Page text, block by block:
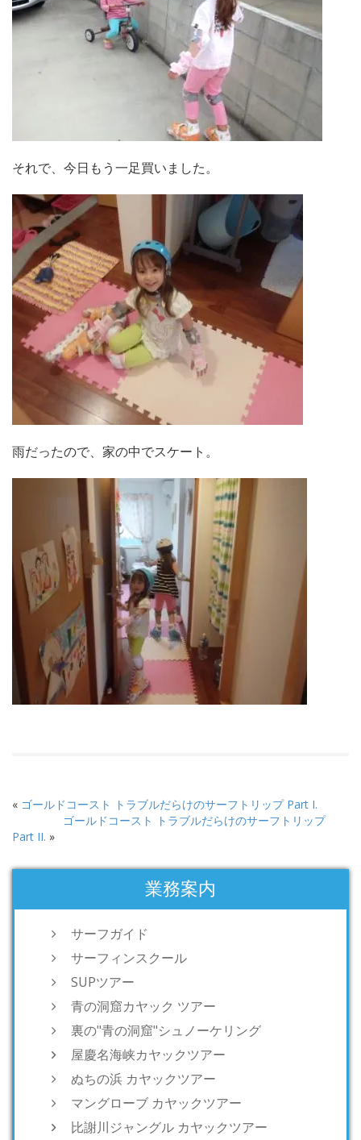
それで、今日もう一足買いました。
雨だったので、家の中でスケート。
« ゴールドコースト トラブルだらけのサーフトリップ Part I.
ゴールドコースト トラブルだらけのサーフトリップ
Part II. »
業務案内
サーフガイド
サーフィンスクール
SUPツアー
青の洞窟カヤック ツアー
裏の"青の洞窟"シュノーケリング
屋慶名海峡カヤックツアー
ぬちの浜 カヤックツアー
マングローブ カヤックツアー
比謝川ジャングル カヤックツアー